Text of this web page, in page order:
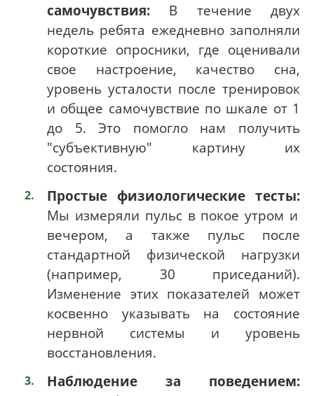
самочувствия: В течение двух
недель ребята ежедневно заполняли
короткие опросники, где оценивали
свое настроение, качество сна,
уровень усталости после тренировок
и общее самочувствие по шкале от 1
до 5. Это помогло нам получить
"субъективную" картину их
состояния.
Простые физиологические тесты:
Мы измеряли пульс в покое утром и
вечером, а также пульс после
стандартной физической нагрузки
(например, 30 приседаний).
Изменение этих показателей может
косвенно указывать на состояние
нервной системы и уровень
восстановления.
Наблюдение за поведением: